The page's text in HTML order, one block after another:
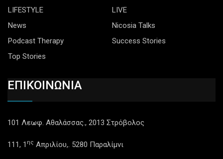
LIFESTYLE
LIVE
News
Nicosia Talks
Podcast Therapy
Success Stories
Top Stories
ΕΠΙΚΟΙΝΩΝΙΑ
101 Λεωφ. Αθαλάσσας., 2013 Στρόβολος
111, 1 ης Απριλίου,. 5280 Παραλίμνι